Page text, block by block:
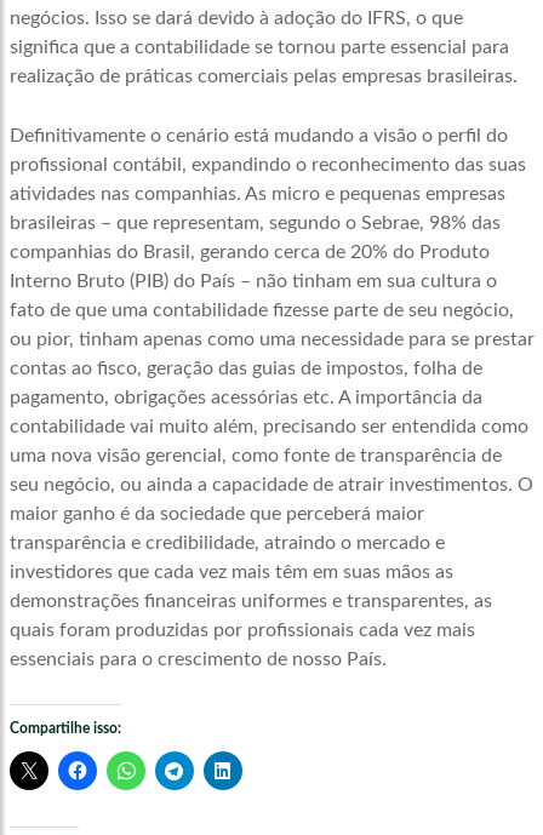
negócios. Isso se dará devido à adoção do IFRS, o que
significa que a contabilidade se tornou parte essencial para
realização de práticas comerciais pelas empresas brasileiras.
Definitivamente o cenário está mudando a visão o perfil do
profissional contábil, expandindo o reconhecimento das suas
atividades nas companhias. As micro e pequenas empresas
brasileiras – que representam, segundo o Sebrae, 98% das
companhias do Brasil, gerando cerca de 20% do Produto
Interno Bruto (PIB) do País – não tinham em sua cultura o
fato de que uma contabilidade fizesse parte de seu negócio,
ou pior, tinham apenas como uma necessidade para se prestar
contas ao fisco, geração das guias de impostos, folha de
pagamento, obrigações acessórias etc. A importância da
contabilidade vai muito além, precisando ser entendida como
uma nova visão gerencial, como fonte de transparência de
seu negócio, ou ainda a capacidade de atrair investimentos. O
maior ganho é da sociedade que perceberá maior
transparência e credibilidade, atraindo o mercado e
investidores que cada vez mais têm em suas mãos as
demonstrações financeiras uniformes e transparentes, as
quais foram produzidas por profissionais cada vez mais
essenciais para o crescimento de nosso País.
Compartilhe isso: